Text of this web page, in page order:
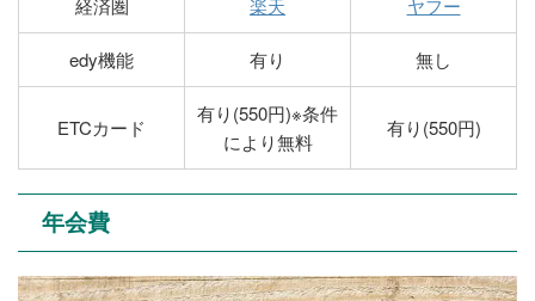
経済圏 楽天 ヤフー
edy機能 有り 無し
ETCカード
有り(550円)※条件
により無料
有り(550円)
年会費